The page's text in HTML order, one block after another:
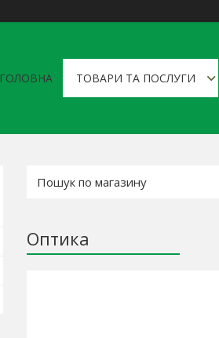
ГОЛОВНА ТОВАРИ ТА ПОСЛУГИ
Оптика